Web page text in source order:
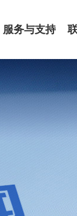
服务与支持